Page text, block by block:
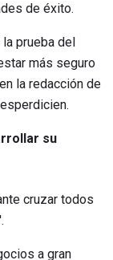
de éxito.
prueba del
más seguro
la redacción de
su
cruzar todos
a gran